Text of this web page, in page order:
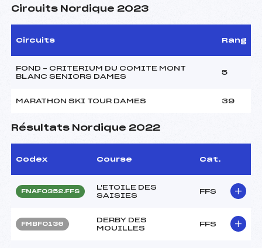
Circuits Nordique 2023
Circuits Rang
FOND – CRITERIUM DU COMITE MONT
BLANC SENIORS DAMES
5
MARATHON SKI TOUR DAMES 39
Résultats Nordique 2022
Codex Course Cat.
FNAF0352.FFS
L'ETOILE DES
SAISIES
FFS
FMBF0136
DERBY DES
MOUILLES
FFS